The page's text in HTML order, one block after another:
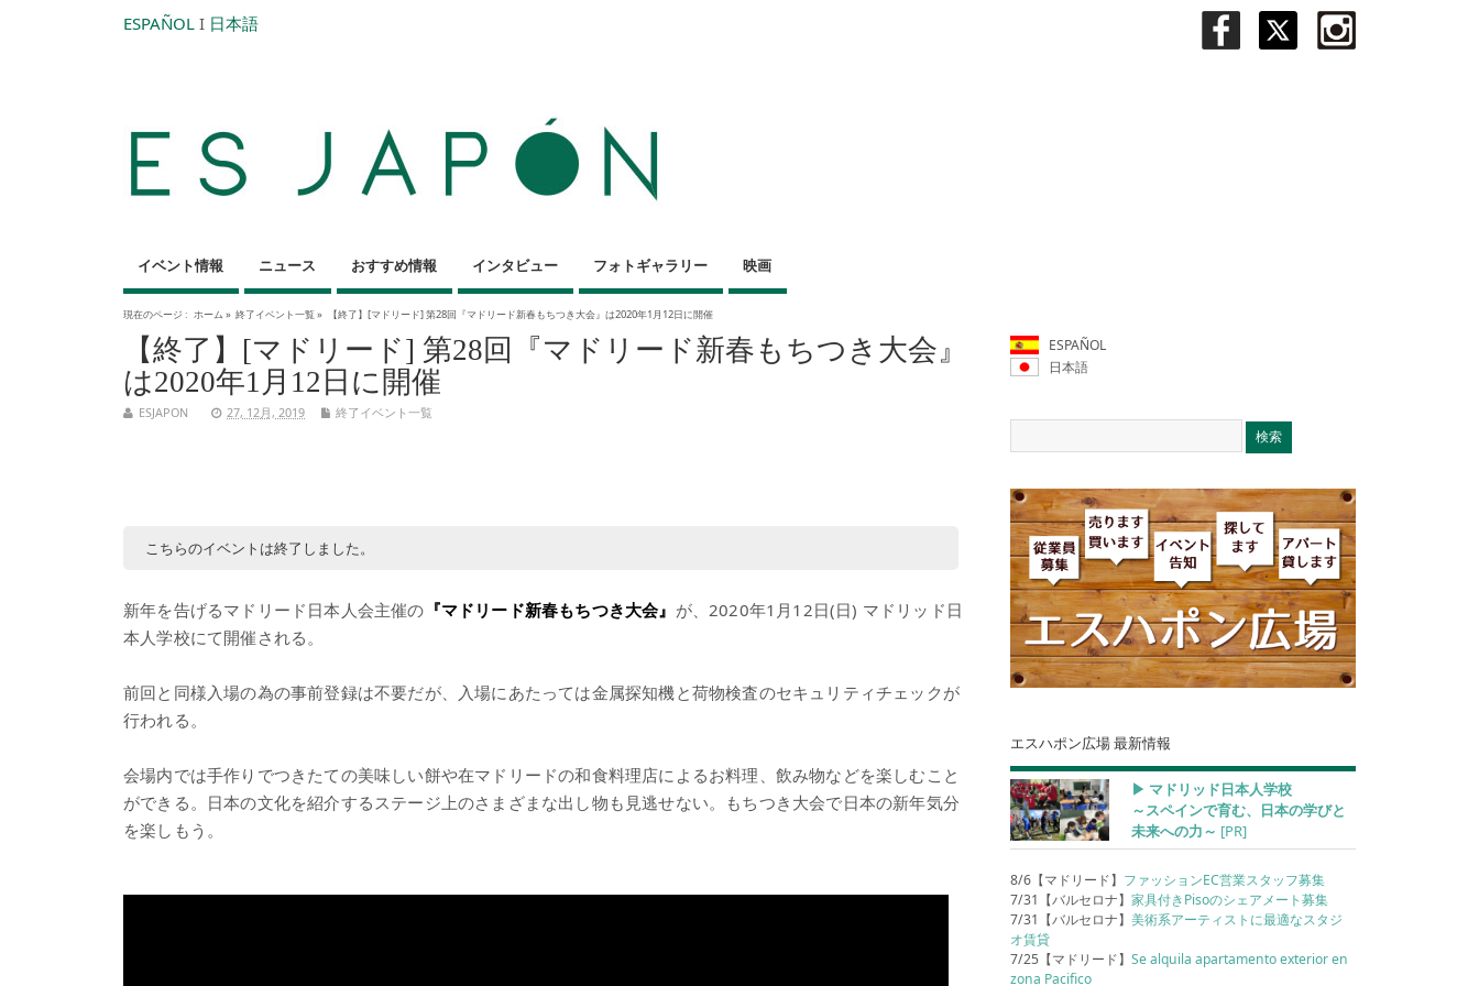
ESPAÑOL I 日本語
イベント情報 ニュース おすすめ情報 インタビュー フォトギャラリー 映画
現在のページ : ホーム » 終了イベント一覧» 【終了】[マドリード] 第28回『マドリード新春もちつき大会』は2020年1月12日に開催
【終了】[マドリード] 第28回『マドリード新春もちつき大会』
は2020年1月12日に開催
ESJAPON 27, 12月, 2019 終了イベント一覧
こちらのイベントは終了しました。
新年を告げるマドリード日本人会主催の 『マドリード新春もちつき大会』 が、2020年1月12日(日) マドリッド日
本人学校にて開催される。
前回と同様入場の為の事前登録は不要だが、入場にあたっては金属探知機と荷物検査のセキュリティチェックが
行われる。
会場内では手作りでつきたての美味しい餅や在マドリードの和食料理店によるお料理、飲み物などを楽しむこと
ができる。日本の文化を紹介するステージ上のさまざまな出し物も見逃せない。もちつき大会で日本の新年気分
を楽しもう。
ESPAÑOL
日本語
エスハポン広場 最新情報
▶︎ マドリッド日本人学校
～スペインで育む、日本の学びと
未来への力～ [PR]
8/6【マドリード】 ファッションEC営業スタッフ募集
7/31【バルセロナ】家具付きPisoのシェアメート募集
7/31【バルセロナ】美術系アーティストに最適なスタジ
オ賃貸
7/25【マドリード】Se alquila apartamento exterior en
zona Pacifico